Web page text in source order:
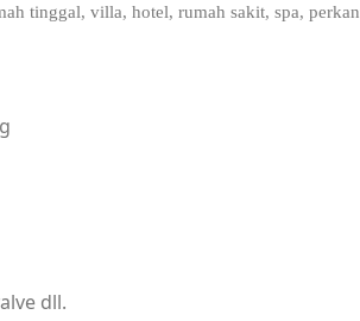
tinggal, villa, hotel, rumah sakit, spa,
dll.